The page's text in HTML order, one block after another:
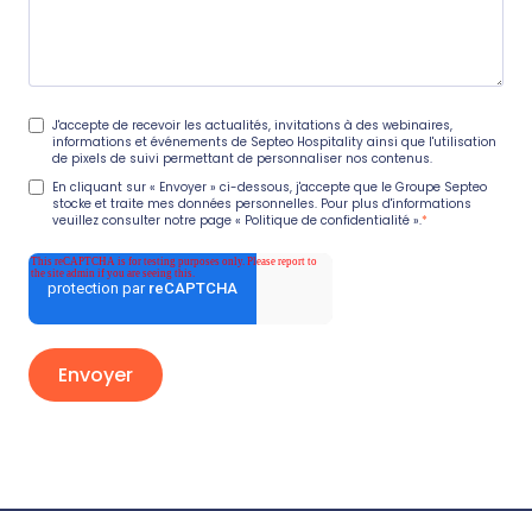
J'accepte de recevoir les actualités, invitations à des webinaires,
informations et événements de Septeo Hospitality ainsi que l'utilisation
de pixels de suivi permettant de personnaliser nos contenus.
En cliquant sur « Envoyer » ci-dessous, j'accepte que le Groupe Septeo
stocke et traite mes données personnelles. Pour plus d'informations
veuillez consulter notre page « Politique de confidentialité ».*